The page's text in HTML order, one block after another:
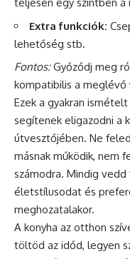
teljesen egy szintben a
Extra funkciók:
lehetőség stb.
Fontos:Győződj meg
kompatibilis a
Ezek a gyakran
segítenek eligazodni a
útvesztőjében. Ne
másnak működik, nem
számodra. Mindig
életstílusodat és
meghozatalakor.
A konyha az otthon
töltöd az időd, legyen